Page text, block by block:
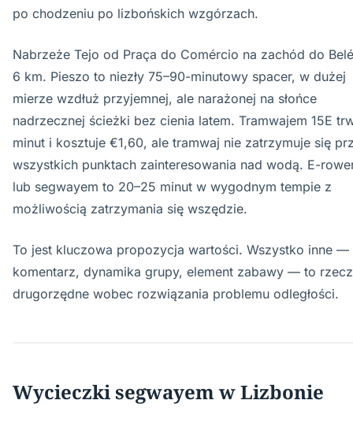
po chodzeniu po lizbońskich wzgórzach.
Nabrzeże Tejo od Praça do Comércio na zachód do
6 km. Pieszo to niezły 75–90-minutowy spacer, w dużej
mierze wzdłuż przyjemnej, ale narażonej na słońce
nadrzecznej ścieżki bez cienia latem. Tramwajem 15E
minut i kosztuje €1,60, ale tramwaj nie zatrzymuje się
wszystkich punktach zainteresowania nad wodą. E-
lub segwayem to 20–25 minut w wygodnym tempie z
możliwością zatrzymania się wszędzie.
To jest kluczowa propozycja wartości. Wszystko inne —
komentarz, dynamika grupy, element zabawy — to
drugorzędne wobec rozwiązania problemu odległości.
Wycieczki segwayem w Lizbonie